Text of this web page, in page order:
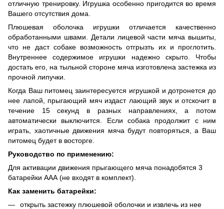
отличную тренировку. Игрушка особенно пригодится во время
Вашего отсутствия дома.
Плюшевая оболочка игрушки отличается качественно
обработанными швами. Детали лицевой части мяча вышиты,
что не даст собаке возможность отгрызть их и проглотить.
Внутреннее содержимое игрушки надежно скрыто. Чтобы
достать его, на тыльной стороне мяча изготовлена застежка из
прочной липучки.
Когда Ваш питомец заинтересуется игрушкой и дотронется до
нее лапой, прыгающий мяч издаст лающий звук и отскочит в
течение 15 секунд в разных направлениях, а потом
автоматически выключится. Если собака продолжит с ним
играть, хаотичные движения мяча будут повторяться, а Ваш
питомец будет в восторге.
Руководство по применению:
Для активации движения прыгающего мяча понадобятся 3
батарейки ААА (не входят в комплект).
Как заменить батарейки:
открыть застежку плюшевой оболочки и извлечь из нее